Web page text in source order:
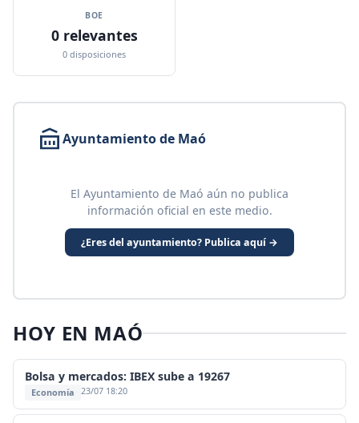
BOE
0 relevantes
0 disposiciones
Ayuntamiento de Maó
El Ayuntamiento de Maó aún no publica
información oficial en este medio.
¿Eres del ayuntamiento? Publica aquí →
HOY EN MAÓ
Bolsa y mercados: IBEX sube a 19267
Economía 23/07 18:20